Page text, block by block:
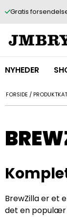
Gratis
NYHEDER
FORSIDE /
BrewZilla er et
det en populær